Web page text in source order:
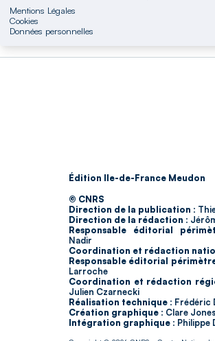
Mentions Légales
Cookies
Données personnelles
Édition Ile-de-France Meudon
© CNRS
Direction de la publication :
Direction de la rédaction :
Responsable éditorial
Nadir
Coordination et rédaction
Responsable éditorial
Larroche
Coordination et rédaction
Julien Czarnecki
Réalisation technique : Frédéric
Création graphique : Clare
Intégration graphique : Philippe